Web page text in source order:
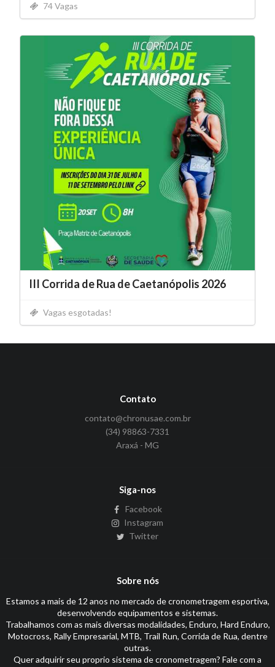
74 Vagas
III Corrida de Rua de Caetanópolis 2026
Vagas esgotadas!
Contato
contato@chronusae.com.br
(34) 98863-7331
Araxá - MG
Siga-nos
Facebook
Instagram
Twitter
Sobre nós
Estamos a mais de 12 anos no mercado de cronometragem esportiva,
desenvolvendo equipamentos e sistemas.
Trabalhamos com as mais diversas modalidades, Enduro, Hard Enduro,
Motocross, Rally Empresarial, MTB, Trail Run, Corrida de Rua, dentre
outras.
Quer adquirir seu proprio sistema de cronometragem? Fale com a